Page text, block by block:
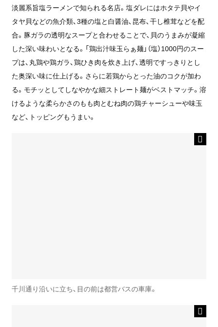
淡麗系旨塩ラーメンで知られる名店。塩ダレにはホタテ貝やイ
タヤ貝などの魚介類、3種の塩と白醤油、昆布、干し椎茸などを配
合。豚ガラの透明なスープと合わせることで、貝のうまみが凝縮
した深い味わいとなる。「鶏出汁味玉らぁ麺」（塩）1000円のスー
プは、丸鶏や鶏ガラ、鶏ひき肉を炊き上げ、透明ですっきりとし
た奥深い味に仕上げる。さらに若鶏からとった油のコクが加わ
る。モチッとしてしなやかな細ストレート麺がベストマッチ。溶
けるような柔らかさのもも肉とむね肉の鶏チャーシューや味玉
など、トッピングもうまい。
千川通り沿いに立ち、目の前は都営バスの車庫。